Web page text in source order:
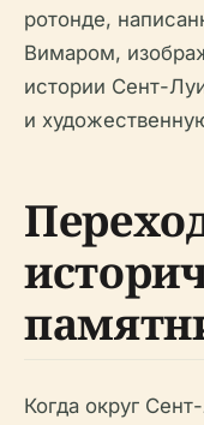
ротонде,
Вимаром,
истории Сент-
и
Когда округ